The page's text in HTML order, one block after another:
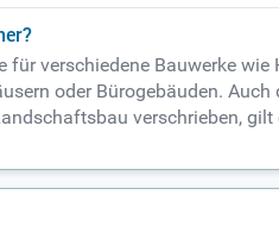
verschiedene Bauwerke
oder Bürogebäuden.
verschrieben,